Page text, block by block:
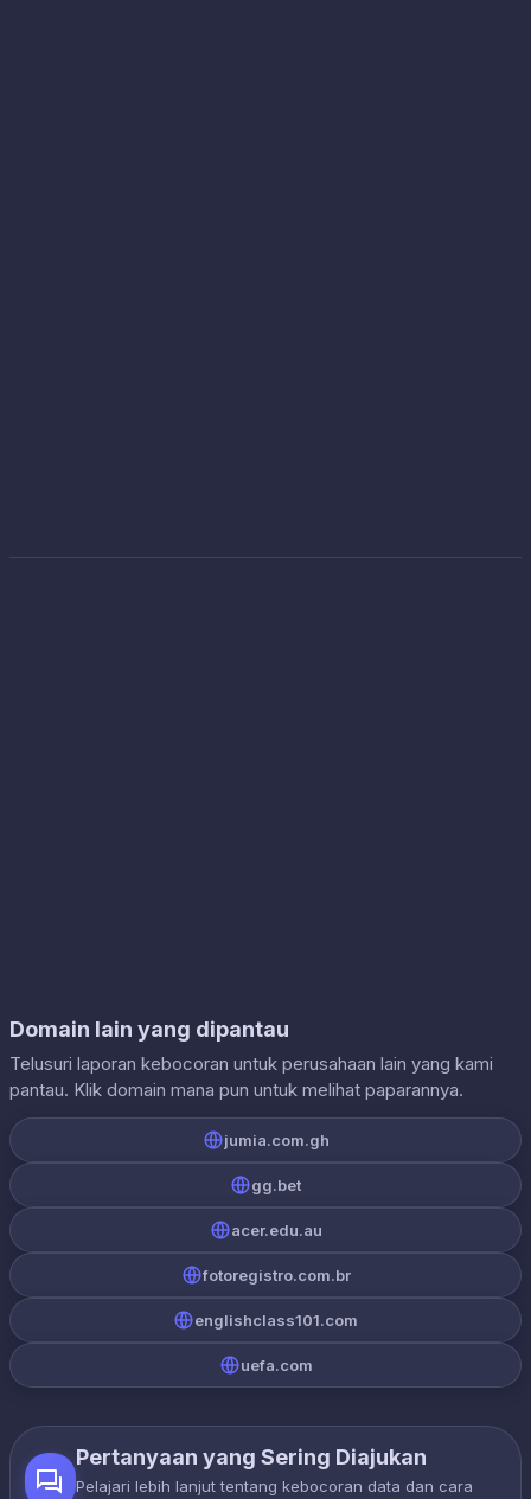
Domain lain yang dipantau
Telusuri laporan kebocoran untuk perusahaan lain yang kami
pantau. Klik domain mana pun untuk melihat paparannya.
jumia.com.gh
gg.bet
acer.edu.au
fotoregistro.com.br
englishclass101.com
uefa.com
Pertanyaan yang Sering Diajukan
Pelajari lebih lanjut tentang kebocoran data dan cara